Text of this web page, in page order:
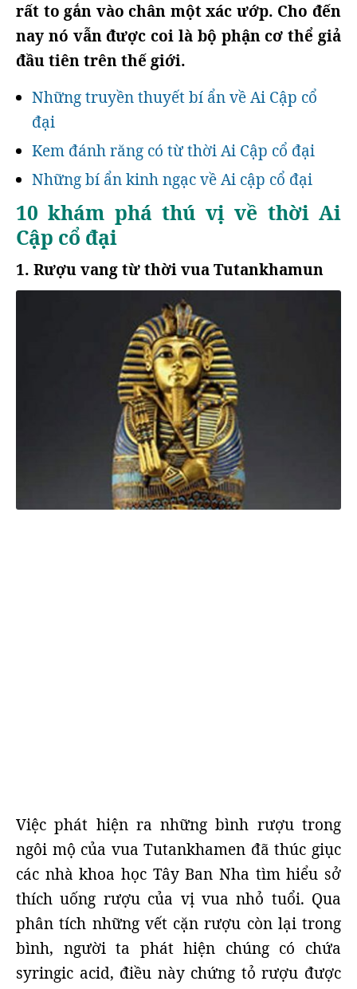
rất to gắn vào chân một xác ướp. Cho đến
nay nó vẫn được coi là bộ phận cơ thể giả
đầu tiên trên thế giới.
Những truyền thuyết bí ẩn về Ai Cập cổ
đại
Kem đánh răng có từ thời Ai Cập cổ đại
Những bí ẩn kinh ngạc về Ai cập cổ đại
10 khám phá thú vị về thời Ai
Cập cổ đại
1. Rượu vang từ thời vua Tutankhamun
Việc phát hiện ra những bình rượu trong
ngôi mộ của vua Tutankhamen đã thúc giục
các nhà khoa học Tây Ban Nha tìm hiểu sở
thích uống rượu của vị vua nhỏ tuổi. Qua
phân tích những vết cặn rượu còn lại trong
bình, người ta phát hiện chúng có chứa
syringic acid, điều này chứng tỏ rượu được